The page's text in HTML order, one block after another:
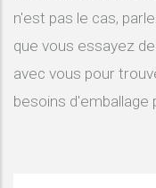
n'est pas le cas,
que vous essayez
avec vous pour
besoins d'emballage